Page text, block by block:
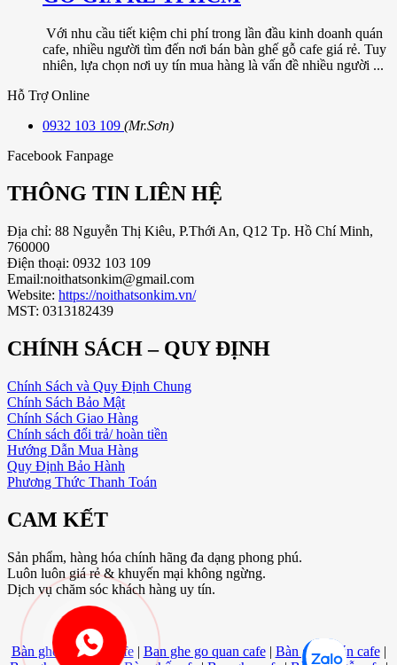
Với nhu cầu tiết kiệm chi phí trong lần đầu kinh doanh quán
cafe, nhiều người tìm đến nơi bán bàn ghế gỗ cafe giá rẻ. Tuy
nhiên, lựa chọn nơi uy tín mua hàng là vấn đề nhiều người ...
Hỗ Trợ Online
0932 103 109 (Mr.Sơn)
Facebook Fanpage
THÔNG TIN LIÊN HỆ
Địa chỉ: 88 Nguyễn Thị Kiêu, P.Thới An, Q12 Tp. Hồ Chí Minh,
760000
Điện thoại: 0932 103 109
Email:noithatsonkim@gmail.com
Website: https://noithatsonkim.vn/
MST: 0313182439
CHÍNH SÁCH – QUY ĐỊNH
Chính Sách và Quy Định Chung
Chính Sách Bảo Mật
Chính Sách Giao Hàng
Chính sách đổi trả/ hoàn tiền
Hướng Dẫn Mua Hàng
Quy Định Bảo Hành
Phương Thức Thanh Toán
CAM KẾT
Sản phẩm, hàng hóa chính hãng đa dạng phong phú.
Luôn luôn giá rẻ & khuyến mại không ngừng.
Dịch vụ chăm sóc khách hàng uy tín.
Bàn ghế gỗ quán cafe| Ban ghe go quan cafe| Bàn ghế quán cafe|